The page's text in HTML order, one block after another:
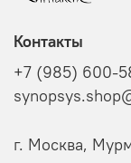
Контакты
+7 (985) 600-
г. Москва,